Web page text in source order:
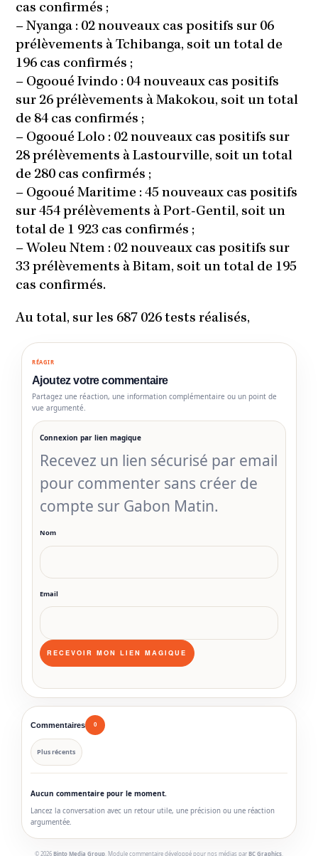
cas confirmés ;
–Nyanga : 02 nouveaux cas positifs sur 06
prélèvements à Tchibanga, soit un total de
196 cas confirmés ;
– Ogooué Ivindo : 04 nouveaux cas positifs
sur 26 prélèvements à Makokou, soit un total
de 84 cas confirmés ;
– Ogooué Lolo : 02 nouveaux cas positifs sur
28 prélèvements à Lastourville, soit un total
de 280 cas confirmés ;
– Ogooué Maritime : 45 nouveaux cas positifs
sur 454 prélèvements à Port-Gentil, soit un
total de 1 923 cas confirmés ;
– Woleu Ntem : 02 nouveaux cas positifs sur
33 prélèvements à Bitam, soit un total de 195
cas confirmés.
Au total, sur les 687 026 tests réalisés,
RÉAGIR
Ajoutez votre commentaire
Partagez une réaction, une information complémentaire ou un point de
vue argumenté.
Connexion par lien magique
Recevez un lien sécurisé par email
pour commenter sans créer de
compte sur Gabon Matin.
Nom
Email
Commentaires 0
Plus récents
Aucun commentaire pour le moment.
Lancez la conversation avec un retour utile, une précision ou une réaction
argumentée.
© 2026 Binto Media Group. Module commentaire développé pour nos médias par BC Graphics.